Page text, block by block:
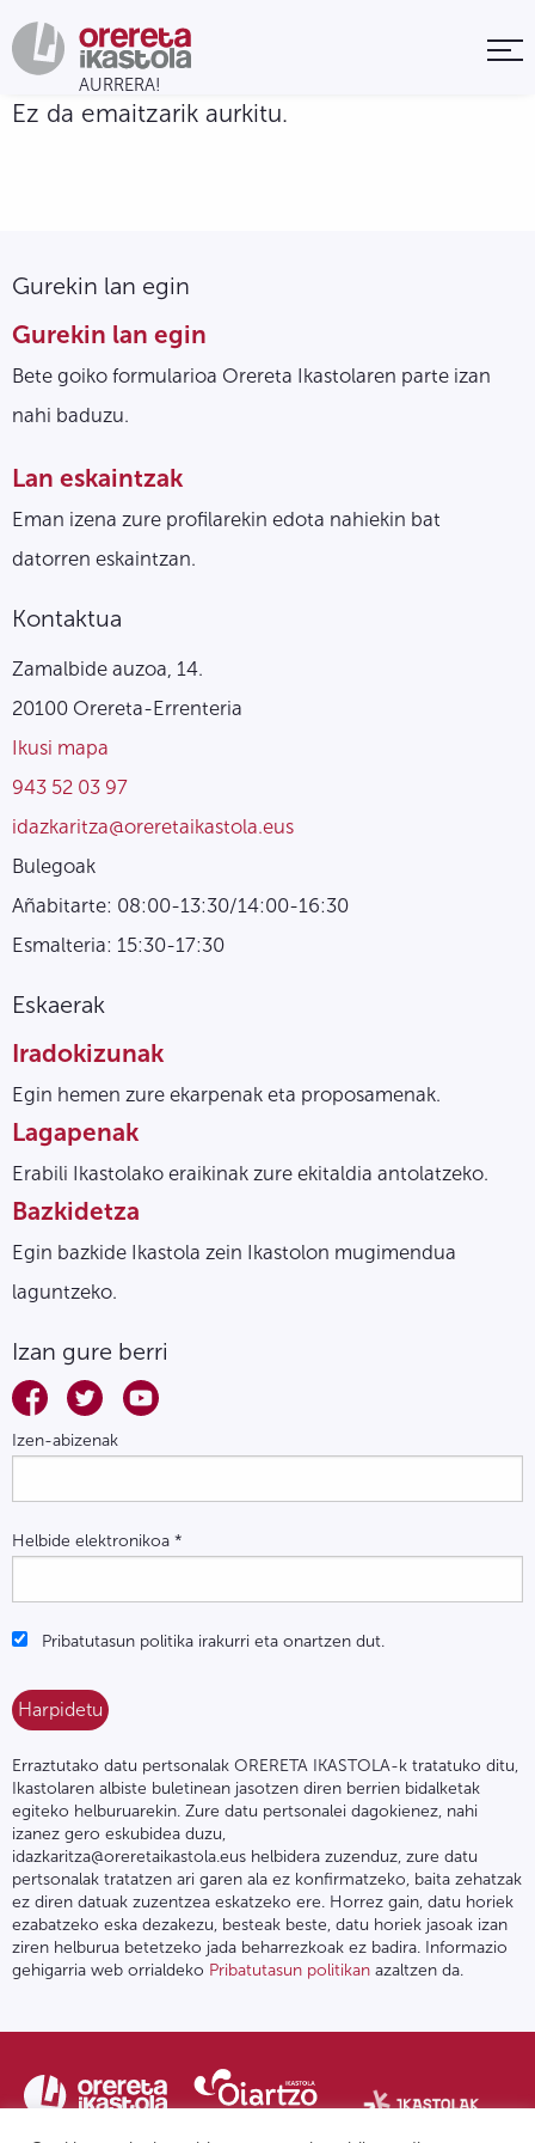
Ez da emaitzarik aurkitu.
Gurekin lan egin
Gurekin lan egin
Bete goiko formularioa Orereta Ikastolaren parte izan
nahi baduzu.
Lan eskaintzak
Eman izena zure profilarekin edota nahiekin bat
datorren eskaintzan.
Kontaktua
Zamalbide auzoa, 14.
20100 Orereta-Errenteria
Ikusi mapa
943 52 03 97
idazkaritza@oreretaikastola.eus
Bulegoak
Añabitarte: 08:00-13:30/14:00-16:30
Esmalteria: 15:30-17:30
Eskaerak
Iradokizunak
Egin hemen zure ekarpenak eta proposamenak.
Lagapenak
Erabili Ikastolako eraikinak zure ekitaldia antolatzeko.
Bazkidetza
Egin bazkide Ikastola zein Ikastolon mugimendua
laguntzeko.
Izan gure berri
Izen-abizenak
Helbide elektronikoa *
Pribatutasun politika irakurri eta onartzen dut.
Erraztutako datu pertsonalak ORERETA IKASTOLA-k tratatuko ditu,
Ikastolaren albiste buletinean jasotzen diren berrien bidalketak
egiteko helburuarekin. Zure datu pertsonalei dagokienez, nahi
izanez gero eskubidea duzu,
idazkaritza@oreretaikastola.eus helbidera zuzenduz, zure datu
pertsonalak tratatzen ari garen ala ez konfirmatzeko, baita zehatzak
ez diren datuak zuzentzea eskatzeko ere. Horrez gain, datu horiek
ezabatzeko eska dezakezu, besteak beste, datu horiek jasoak izan
ziren helburua betetzeko jada beharrezkoak ez badira. Informazio
gehigarria web orrialdeko Pribatutasun politikan azaltzen da.